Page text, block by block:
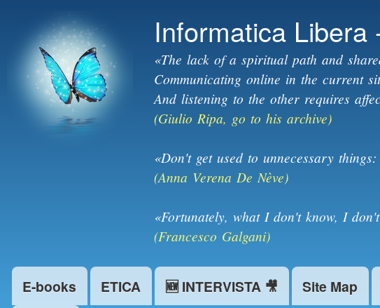
Informatica Libera
«The lack of a spiritual path and
Communicating online in the current
And listening to the other requires
(Giulio Ripa, go to his archive)
«Don't get used to unnecessary
(Anna Verena De Nève)
«Fortunately, what I don't know, I
(Francesco Galgani)
Main menu
E-books ETICA 🆕 INTERVISTA 🎥 Site Map